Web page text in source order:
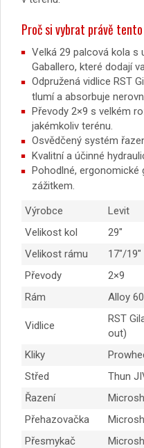
Proč si vybrat právě
Velká 29 palcová kola s
Gaballero, které dodají
Odpružená vidlice RST
tlumí a absorbuje
Převody 2×9 s velkém
jakémkoliv terénu.
Osvědčený systém
Kvalitní a účinné
Pohodlné, ergonomické
zážitkem.
Výrobce
Levit
Velikost kol
29″
Velikost rámu
17″/19″
Převody
2×9
Rám
Alloy
Vidlice
RST
out)
Kliky
Střed
Thun
Řazení
Přehazovačka
Přesmykač